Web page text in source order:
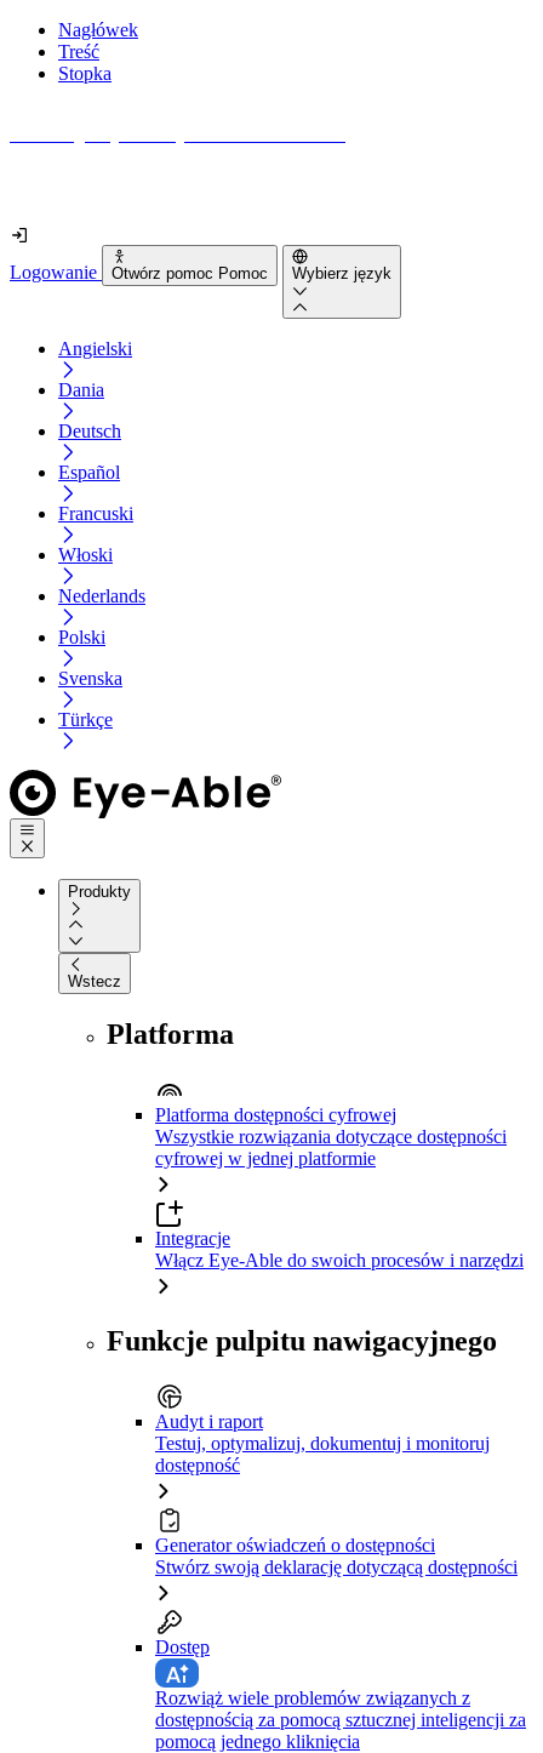
Nagłówek
Treść
Stopka
Logowanie Otwórz pomoc Pomoc Wybierz język
Angielski
Dania
Deutsch
Español
Francuski
Włoski
Nederlands
Polski
Svenska
Türkçe
Produkty
Wstecz
Platforma
Platforma dostępności cyfrowej
Wszystkie rozwiązania dotyczące dostępności
cyfrowej w jednej platformie
Integracje
Włącz Eye-Able do swoich procesów i narzędzi
Funkcje pulpitu nawigacyjnego
Audyt i raport
Testuj, optymalizuj, dokumentuj i monitoruj
dostępność
Generator oświadczeń o dostępności
Stwórz swoją deklarację dotyczącą dostępności
Dostęp
Rozwiąż wiele problemów związanych z
dostępnością za pomocą sztucznej inteligencji za
pomocą jednego kliknięcia